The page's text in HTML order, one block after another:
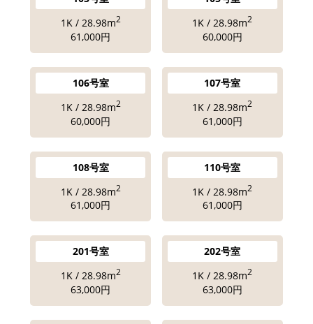
1K / 28.98m2
61,000円
1K / 28.98m2
60,000円
106号室
1K / 28.98m2
60,000円
107号室
1K / 28.98m2
61,000円
108号室
1K / 28.98m2
61,000円
110号室
1K / 28.98m2
61,000円
201号室
1K / 28.98m2
63,000円
202号室
1K / 28.98m2
63,000円